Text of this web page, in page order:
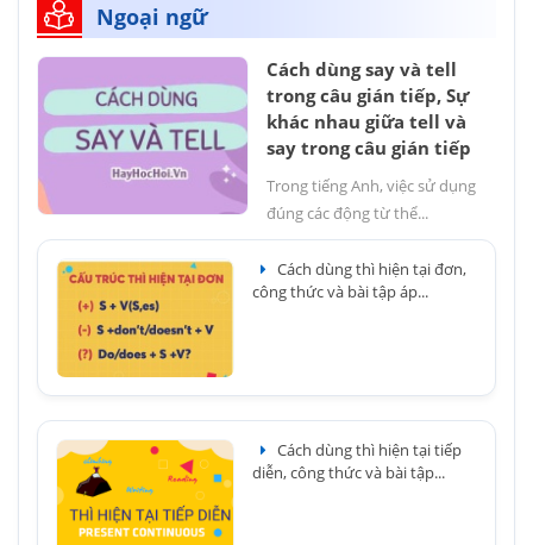
Ngoại ngữ
Cách dùng say và tell
trong câu gián tiếp, Sự
khác nhau giữa tell và
say trong câu gián tiếp
Trong tiếng Anh, việc sử dụng
đúng các động từ thể...
Cách dùng thì hiện tại đơn,
công thức và bài tập áp...
Cách dùng thì hiện tại tiếp
diễn, công thức và bài tập...